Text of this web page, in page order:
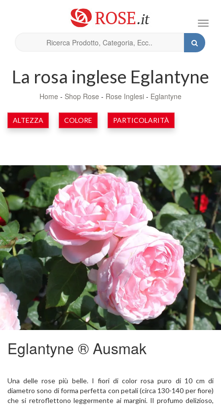
La rosa inglese Eglantyne
Home - Shop Rose - Rose Inglesi - Eglantyne
ALTEZZA COLORE PARTICOLARITÀ
Eglantyne ® Ausmak
Una delle rose più belle. I fiori di color rosa puro di 10 cm di
diametro sono di forma perfetta con petali (circa 130-140 per fiore)
che si retroflettono leggermente ai margini. Il profumo delizioso,